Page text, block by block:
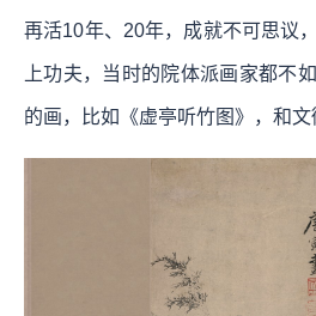
再活10年、20年，成就不可思议
上功夫，当时的院体派画家都不
的画，比如《虚亭听竹图》，和文